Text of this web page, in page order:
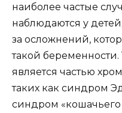
наиболее частые
наблюдаются у
за осложнений,
такой
является частью
таких как синдром
синдром